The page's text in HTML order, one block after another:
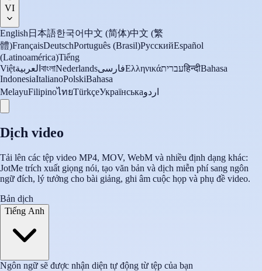
VI
English 日本語한국어中文 (简体)中文 (繁
體)FrançaisDeutschPortuguês (Brasil)РусскийEspañol
(Latinoamérica)Tiếng
Việtالعربية বাংলাNederlandsفارسیΕλληνικάעבריתहिन्दीBahasa
IndonesiaItalianoPolskiBahasa
MelayuFilipinoไทยTürkçeУкраїнськаاردو
Dịch video
Tải lên các tệp video MP4, MOV, WebM và nhiều định dạng khác:
JotMe trích xuất giọng nói, tạo văn bản và dịch miễn phí sang ngôn
ngữ đích, lý tưởng cho bài giảng, ghi âm cuộc họp và phụ đề video.
Bản dịch
Tiếng Anh
Ngôn ngữ sẽ được nhận diện tự động từ tệp của bạn